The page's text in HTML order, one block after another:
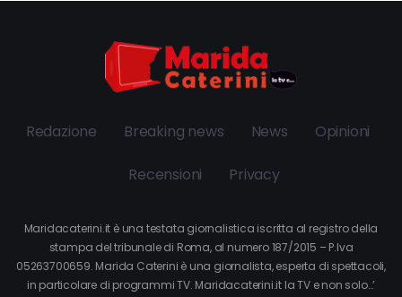
Redazione Breaking news News Opinioni
Recensioni Privacy
Maridacaterini.it è una testata giornalistica iscritta al registro della
stampa del tribunale di Roma, al numero 187/2015 – P.Iva
05263700659. Marida Caterini è una giornalista, esperta di spettacoli,
in particolare di programmi TV. Maridacaterini.it la TV e non solo…’